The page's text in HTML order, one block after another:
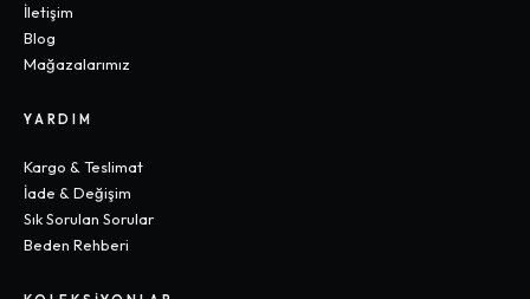
İletişim
Blog
Mağazalarımız
YARDIM
Kargo & Teslimat
İade & Değişim
Sık Sorulan Sorular
Beden Rehberi